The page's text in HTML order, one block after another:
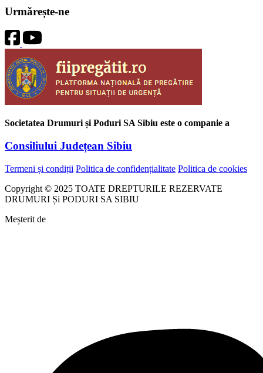
Urmărește-ne
Societatea Drumuri și Poduri SA Sibiu este o companie a
Consiliului Județean Sibiu
Termeni și condiții Politica de confidențialitate Politica de cookies
Copyright © 2025 TOATE DREPTURILE REZERVATE
DRUMURI Și PODURI SA SIBIU
Meșterit de